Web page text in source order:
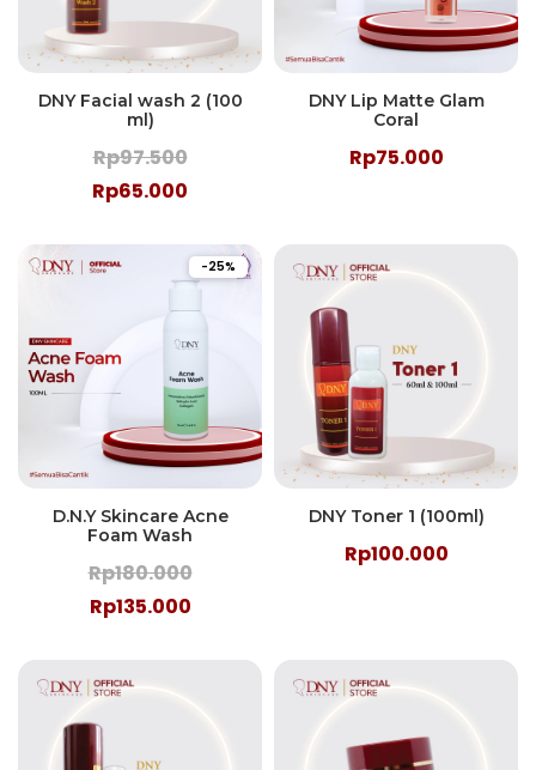
DNY Facial wash 2 (100
ml)
Rp97.500
Rp65.000
DNY Lip Matte Glam
Coral
Rp75.000
-25%
D.N.Y Skincare Acne
Foam Wash
Rp180.000
Rp135.000
DNY Toner 1 (100ml)
Rp100.000